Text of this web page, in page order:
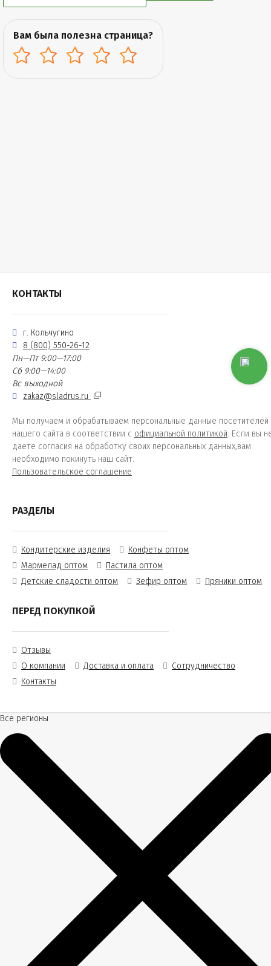
Вам была полезна страница?
КОНТАКТЫ
г. Кольчугино
8 (800) 550-26-12
Пн—Пт 9:00—17:00
Сб 9:00—14:00
Вс выходной
zakaz@sladrus.ru
Мы получаем и обрабатываем персональные данные посетителей
нашего сайта в соответствии с официальной политикой. Если вы
даете согласия на обработку своих персональных данных,вам
необходимо покинуть наш сайт.
Пользовательское соглашение
РАЗДЕЛЫ
Кондитерские изделия
Конфеты оптом
Мармелад оптом
Пастила оптом
Детские сладости оптом
Зефир оптом Пряники оптом
ПЕРЕД ПОКУПКОЙ
Отзывы
О компании
Доставка и оплата
Сотрудничество
Контакты
Все регионы